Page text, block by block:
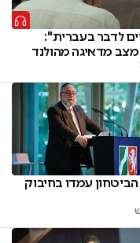
לדבר בעברית":
מדאיגה מהולנד
עמדו בחיבוק